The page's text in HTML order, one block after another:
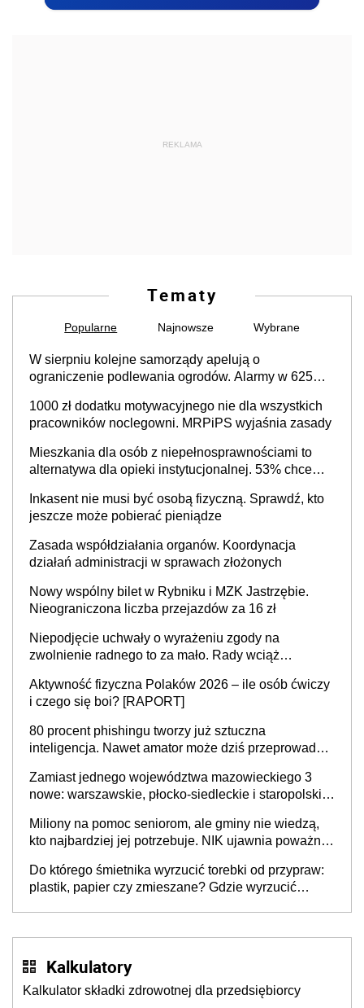
REKLAMA
Tematy
Popularne Najnowsze Wybrane
W sierpniu kolejne samorządy apelują o
ograniczenie podlewania ogrodów. Alarmy w 625
cały kraj
1000 zł dodatku motywacyjnego nie dla wszystkich
pracowników noclegowni. MRPiPS wyjaśnia zasady
Mieszkania dla osób z niepełnosprawnościami to
alternatywa dla opieki instytucjonalnej. 53% chce
Inkasent nie musi być osobą fizyczną. Sprawdź, kto
jeszcze może pobierać pieniądze
Zasada współdziałania organów. Koordynacja
działań administracji w sprawach złożonych
Nowy wspólny bilet w Rybniku i MZK Jastrzębie.
Nieograniczona liczba przejazdów za 16 zł
Niepodjęcie uchwały o wyrażeniu zgody na
zwolnienie radnego to za mało. Rady wciąż
sprawy
Aktywność fizyczna Polaków 2026 – ile osób ćwiczy
i czego się boi? [RAPORT]
80 procent phishingu tworzy już sztuczna
inteligencja. Nawet amator może dziś przeprowadzić
Zamiast jednego województwa mazowieckiego 3
nowe: warszawskie, płocko-siedleckie i staropolskie.
stołecznych
Miliony na pomoc seniorom, ale gminy nie wiedzą,
kto najbardziej jej potrzebuje. NIK ujawnia poważną
Do którego śmietnika wyrzucić torebki od przypraw:
plastik, papier czy zmieszane? Gdzie wyrzucić
Kalkulatory
Kalkulator składki zdrowotnej dla przedsiębiorcy